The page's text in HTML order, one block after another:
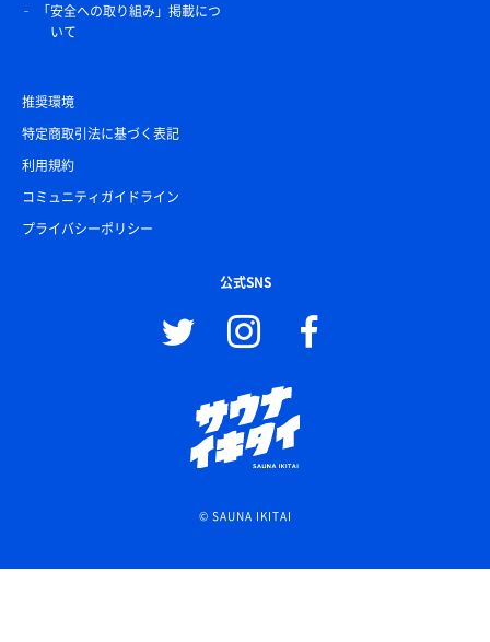
「安全への取り組み」掲載につ
いて
推奨環境
特定商取引法に基づく表記
利用規約
コミュニティガイドライン
プライバシーポリシー
公式SNS
© SAUNA IKITAI